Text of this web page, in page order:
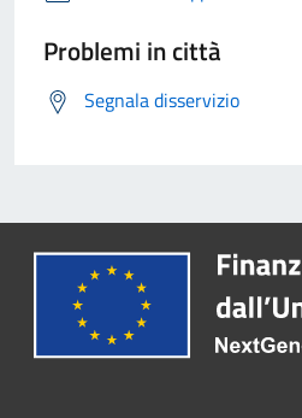
Problemi in città
Segnala disservizio